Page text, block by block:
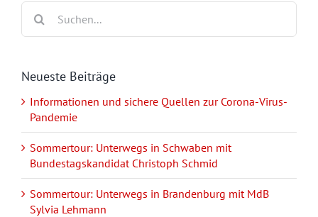
Suche
nach:
Neueste Beiträge
Informationen und sichere Quellen zur Corona-Virus-
Pandemie
Sommertour: Unterwegs in Schwaben mit
Bundestagskandidat Christoph Schmid
Sommertour: Unterwegs in Brandenburg mit MdB
Sylvia Lehmann